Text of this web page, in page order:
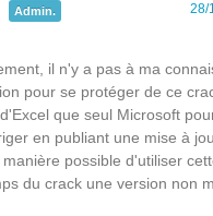
Admin. 28/
il n'y a pas à ma
pour se protéger de ce
que seul Microsoft
en publiant une mise à
possible d'utiliser
du crack une version non